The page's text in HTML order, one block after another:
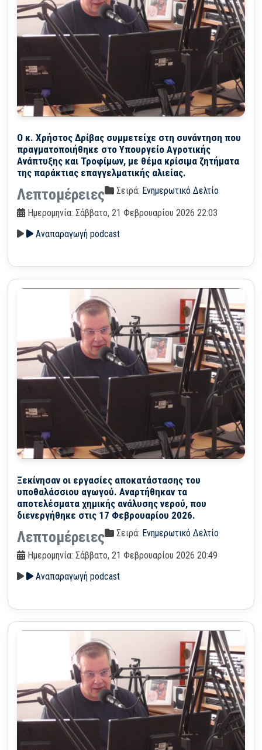
Ο κ. Χρήστος Δρίβας συμμετείχε στη συνάντηση που
πραγματοποιήθηκε στο Υπουργείο Αγροτικής
Ανάπτυξης και Τροφίμων, με θέμα κρίσιμα ζητήματα
της παράκτιας επαγγελματικής αλιείας.
Λεπτομέρειες Σειρά: Ενημερωτικό Δελτίο
Ημερομηνία: Σάββατο, 21 Φεβρουαρίου 2026 22:03
Αναπαραγωγή podcast
Ξεκίνησαν οι εργασίες αποκατάστασης του
υποθαλάσσιου αγωγού. Αναρτήθηκαν τα
αποτελέσματα χημικής ανάλυσης νερού, που
διενεργήθηκε στις 17 Φεβρουαρίου 2026.
Λεπτομέρειες Σειρά: Ενημερωτικό Δελτίο
Ημερομηνία: Σάββατο, 21 Φεβρουαρίου 2026 20:49
Αναπαραγωγή podcast